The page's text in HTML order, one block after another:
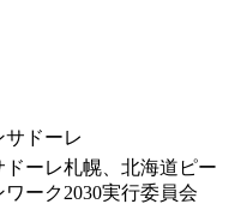
ドーレ
ーレ札幌、北海道ピー
ーク2030実行委員会